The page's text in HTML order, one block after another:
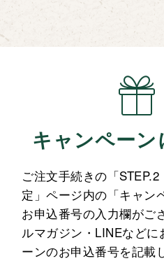
キャンペーン
ご注文手続きの「
定」ページ内の「キャン
お申込番号の入力欄がご
ルマガジン・LINEなどに
ーンのお申込番号を記載